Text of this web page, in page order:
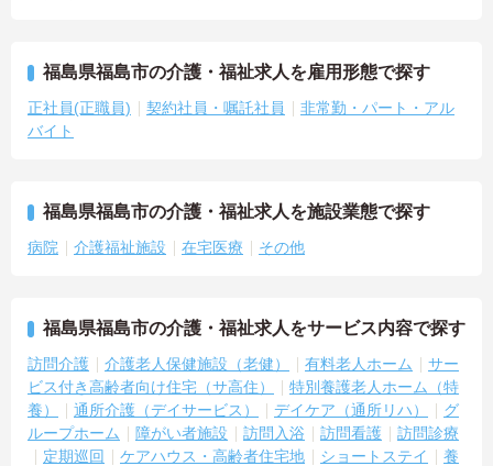
福島県福島市の介護・福祉求人を雇用形態で探す
正社員(正職員) 契約社員・嘱託社員
非常勤・パート・アル
バイト
福島県福島市の介護・福祉求人を施設業態で探す
病院 介護福祉施設 在宅医療 その他
福島県福島市の介護・福祉求人をサービス内容で探す
訪問介護 介護老人保健施設（老健） 有料老人ホーム
サー
ビス付き高齢者向け住宅（サ高住）
特別養護老人ホーム（特
養）
通所介護（デイサービス） デイケア（通所リハ）
グ
ループホーム
障がい者施設 訪問入浴 訪問看護
訪問診療
定期巡回
ケアハウス・高齢者住宅地 ショートステイ
養